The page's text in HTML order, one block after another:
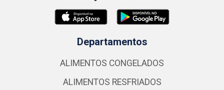
Departamentos
ALIMENTOS CONGELADOS
ALIMENTOS RESFRIADOS